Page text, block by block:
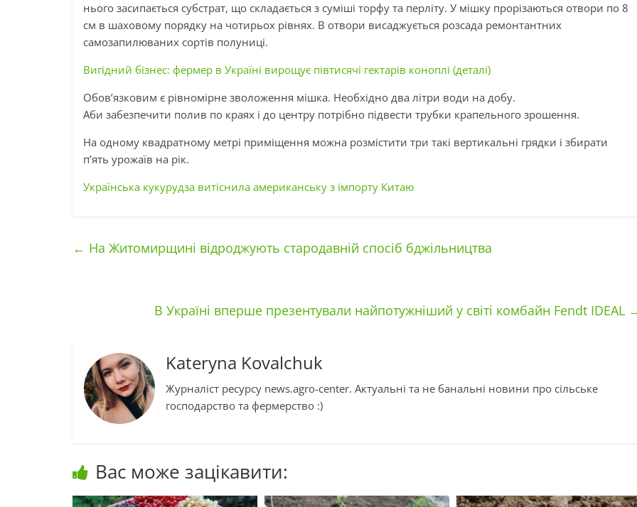
нього засипається субстрат, що складається з суміші торфу та перліту. У мішку прорізаються отвори по 8
см в шаховому порядку на чотирьох рівнях. В отвори висаджується розсада ремонтантних
самозапилюваних сортів полуниці.
Вигідний бізнес: фермер в Україні вирощує півтисячі гектарів коноплі (деталі)
Обов’язковим є рівномірне зволоження мішка. Необхідно два літри води на добу.
Аби забезпечити полив по краях і до центру потрібно підвести трубки крапельного зрошення.
На одному квадратному метрі приміщення можна розмістити три такі вертикальні грядки і збирати
п’ять урожаїв на рік.
Українська кукурудза витіснила американську з імпорту Китаю
← На Житомирщині відроджують стародавній спосіб бджільництва
В Україні вперше презентували найпотужніший у світі комбайн Fendt IDEAL
Kateryna Kovalchuk
Журналіст ресурсу news.agro-center. Актуальні та не банальні новини про сільське
господарство та фермерство :)
Вас може зацікавити: